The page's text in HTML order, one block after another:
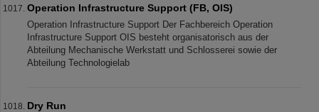
Operation Infrastructure Support (FB, OIS)
Operation Infrastructure Support Der Fachbereich Operation
Infrastructure Support OIS besteht organisatorisch aus der
Abteilung Mechanische Werkstatt und Schlosserei sowie der
Abteilung Technologielab
Dry Run